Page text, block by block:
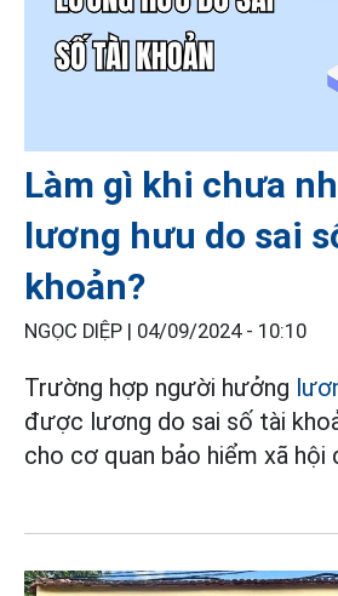
Làm gì khi chưa
lương hưu do sai
khoản?
NGỌC DIỆP | 04/09/2024 - 10:10
Trường hợp người hưởng
được lương do sai số tài
cho cơ quan bảo hiểm xã hội